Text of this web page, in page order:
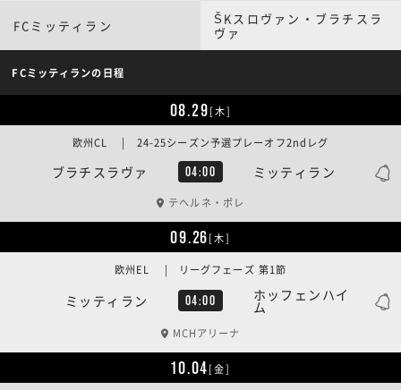
FCミッティラン
ŠKスロヴァン・ブラチスラ
ヴァ
FCミッティランの日程
08.29[木]
ブラチスラヴァ 04:00 ミッティラン
欧州CL | 24-25シーズン予選プレーオフ2ndレグ
テヘルネ・ポレ
09.26[木]
ミッティラン 04:00 ホッフェンハイ
ム
欧州EL | リーグフェーズ 第1節
MCHアリーナ
10.04[金]